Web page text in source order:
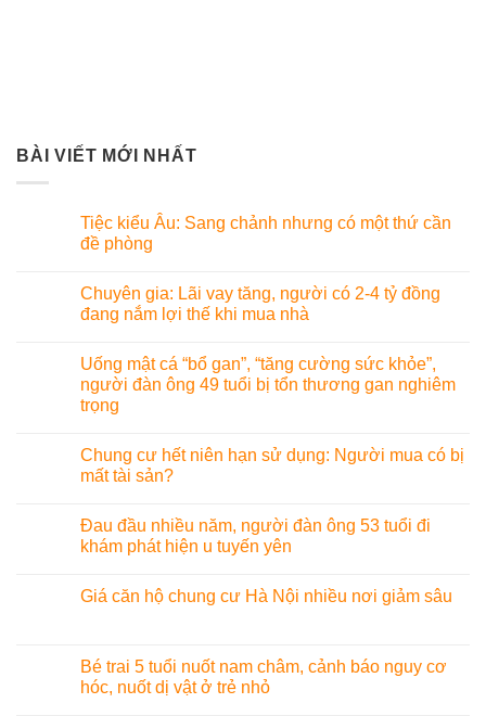
BÀI VIẾT MỚI NHẤT
Tiệc kiểu Âu: Sang chảnh nhưng có một thứ cần
đề phòng
Chuyên gia: Lãi vay tăng, người có 2-4 tỷ đồng
đang nắm lợi thế khi mua nhà
Uống mật cá “bổ gan”, “tăng cường sức khỏe”,
người đàn ông 49 tuổi bị tổn thương gan nghiêm
trọng
Chung cư hết niên hạn sử dụng: Người mua có bị
mất tài sản?
Đau đầu nhiều năm, người đàn ông 53 tuổi đi
khám phát hiện u tuyến yên
Giá căn hộ chung cư Hà Nội nhiều nơi giảm sâu
Bé trai 5 tuổi nuốt nam châm, cảnh báo nguy cơ
hóc, nuốt dị vật ở trẻ nhỏ